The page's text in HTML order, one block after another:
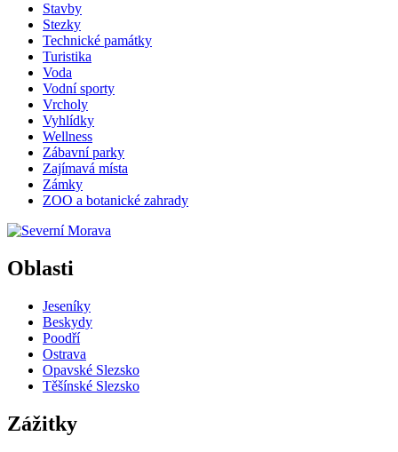
Stavby
Stezky
Technické památky
Turistika
Voda
Vodní sporty
Vrcholy
Vyhlídky
Wellness
Zábavní parky
Zajímavá místa
Zámky
ZOO a botanické zahrady
Oblasti
Jeseníky
Beskydy
Poodří
Ostrava
Opavské Slezsko
Těšínské Slezsko
Zážitky